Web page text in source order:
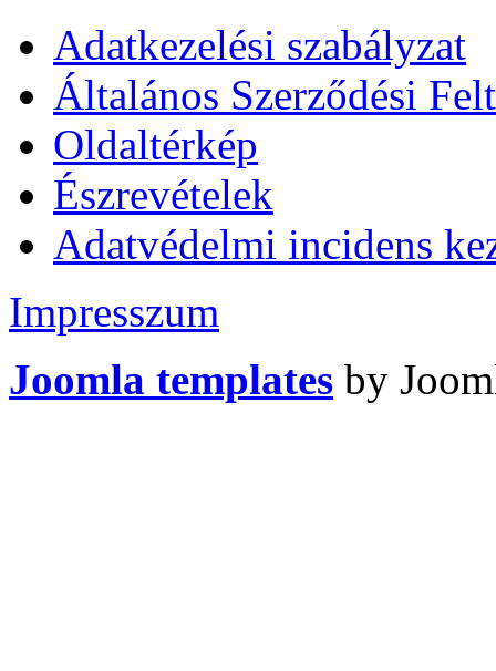
Adatkezelési szabályzat
Általános Szerződési
Oldaltérkép
Észrevételek
Adatvédelmi incidens
Impresszum
Joomla templates by